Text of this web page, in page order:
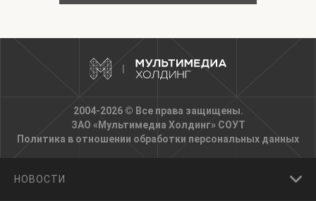
2004-2026 © Все права защищены.
ЗАО «Мультимедиа Холдинг» СОУТ
Политика в отношении обработки персональных данных
НОВОСТИ